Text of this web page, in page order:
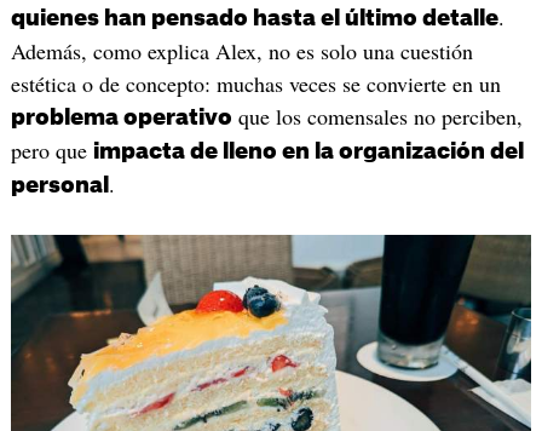
quienes han pensado hasta el último detalle.
Además, como explica Alex, no es solo una cuestión
estética o de concepto: muchas veces se convierte en un
problema operativo que los comensales no perciben,
pero que impacta de lleno en la organización del
personal .